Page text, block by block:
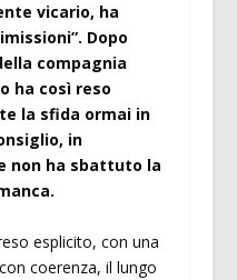
vicario, ha
Dopo
compagnia
ha così reso
la sfida ormai in
in
non ha sbattuto la
esplicito, con una
coerenza, il lungo